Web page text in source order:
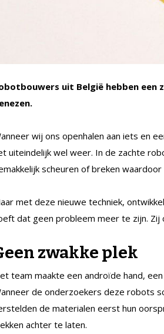
uit België hebben een
wij ons openhalen aan iets en
uiteindelijk wel weer. In de zachte
scheuren of breken
met deze nieuwe techniek,
dat geen probleem meer te zijn. Zij
zwakke plek
team maakte een androïde hand,
de onderzoekers deze robots
de materialen eerst hun
achter te laten.